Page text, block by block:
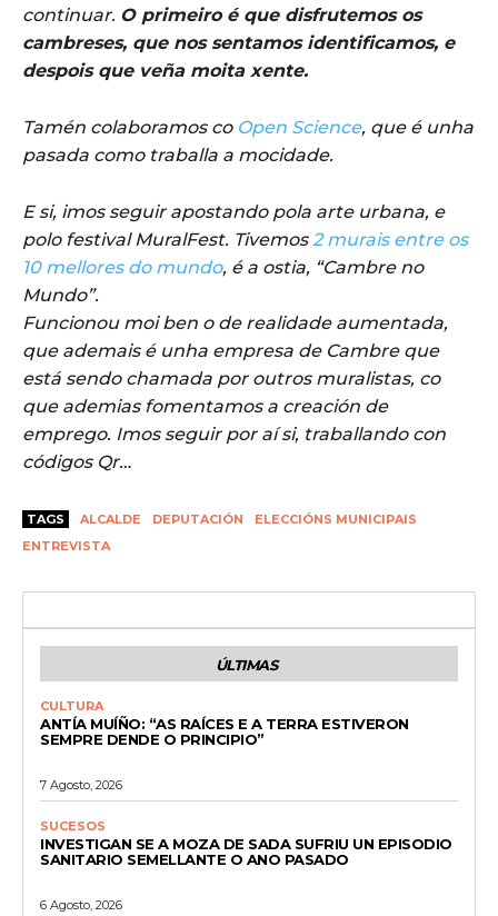
continuar. O primeiro é que disfrutemos os
cambreses, que nos sentamos identificamos, e
despois que veña moita xente.
Tamén colaboramos co Open Science, que é unha
pasada como traballa a mocidade.
E si, imos seguir apostando pola arte urbana, e
polo festival MuralFest. Tivemos2 murais entre os
10 mellores do mundo, é a ostia, “Cambre no
Mundo”.
Funcionou moi ben o de realidade aumentada,
que ademais é unha empresa de Cambre que
está sendo chamada por outros muralistas, co
que ademias fomentamos a creación de
emprego. Imos seguir por aí si, traballando con
códigos Qr…
TAGS ALCALDE DEPUTACIÓN
ELECCIÓNS MUNICIPAIS
ENTREVISTA
ÚLTIMAS
CULTURA
ANTÍA MUÍÑO: “AS RAÍCES E A TERRA ESTIVERON
SEMPRE DENDE O PRINCIPIO”
7 Agosto, 2026
SUCESOS
INVESTIGAN SE A MOZA DE SADA SUFRIU UN EPISODIO
SANITARIO SEMELLANTE O ANO PASADO
6 Agosto, 2026